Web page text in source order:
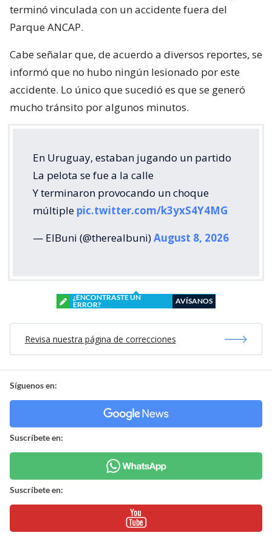
terminó vinculada con un accidente fuera del
Parque ANCAP.
Cabe señalar que, de acuerdo a diversos reportes, se
informó que no hubo ningún lesionado por este
accidente. Lo único que sucedió es que se generó
mucho tránsito por algunos minutos.
En Uruguay, estaban jugando un partido
La pelota se fue a la calle
Y terminaron provocando un choque
múltiple pic.twitter.com/k3yxS4Y4MG
— ElBuni (@therealbuni)August 8, 2026
¿ENCONTRASTE UN
ERROR?
AVÍSANOS
Revisa nuestra página de correcciones
Síguenos en:
Suscríbete en:
Suscríbete en: